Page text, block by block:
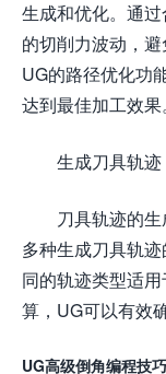
生成和优化。通
的切削力波动，避
UG的路径优化功
达到最佳加工效果
生成刀具轨迹
刀具轨迹的
多种生成刀具轨
同的轨迹类型适
算，UG可以有效
UG高级倒角编程技巧